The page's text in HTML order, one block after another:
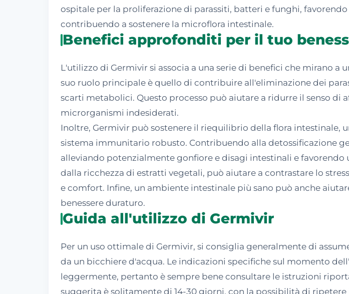
ospitale per la proliferazione di parassiti, batteri e funghi,
contribuendo a sostenere la microflora intestinale.
Benefici approfonditi per il tuo
L'utilizzo di Germivir si associa a una serie di benefici che mirano
suo ruolo principale è quello di contribuire all'eliminazione dei
scarti metabolici. Questo processo può aiutare a ridurre il senso di
microrganismi indesiderati.
Inoltre, Germivir può sostenere il riequilibrio della flora intestinale,
sistema immunitario robusto. Contribuendo alla detossificazione
alleviando potenzialmente gonfiore e disagi intestinali e favorendo
dalla ricchezza di estratti vegetali, può aiutare a contrastare lo
e comfort. Infine, un ambiente intestinale più sano può anche
benessere duraturo.
Guida all'utilizzo di Germivir
Per un uso ottimale di Germivir, si consiglia generalmente di
da un bicchiere d'acqua. Le indicazioni specifiche sul momento
leggermente, pertanto è sempre bene consultare le istruzioni
suggerita è solitamente di 14-30 giorni, con la possibilità di